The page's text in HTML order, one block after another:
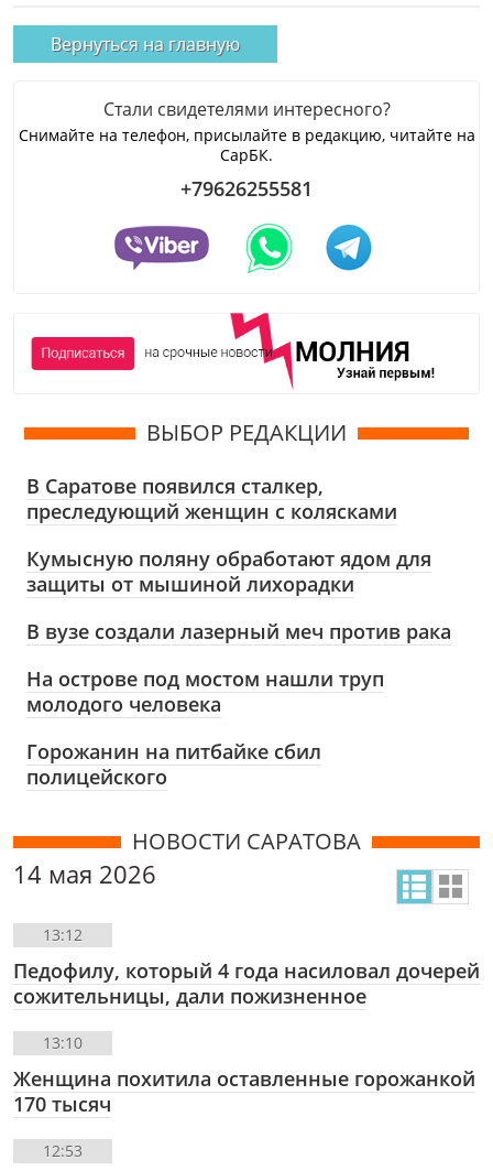
Вернуться на главную
Стали свидетелями интересного?
Снимайте на телефон, присылайте в редакцию, читайте на
СарБК.
+79626255581
ВЫБОР РЕДАКЦИИ
В Саратове появился сталкер,
преследующий женщин с колясками
Кумысную поляну обработают ядом для
защиты от мышиной лихорадки
В вузе создали лазерный меч против рака
На острове под мостом нашли труп
молодого человека
Горожанин на питбайке сбил
полицейского
НОВОСТИ САРАТОВА
14 мая 2026
13:12
Педофилу, который 4 года насиловал дочерей
сожительницы, дали пожизненное
13:10
Женщина похитила оставленные горожанкой
170 тысяч
12:53